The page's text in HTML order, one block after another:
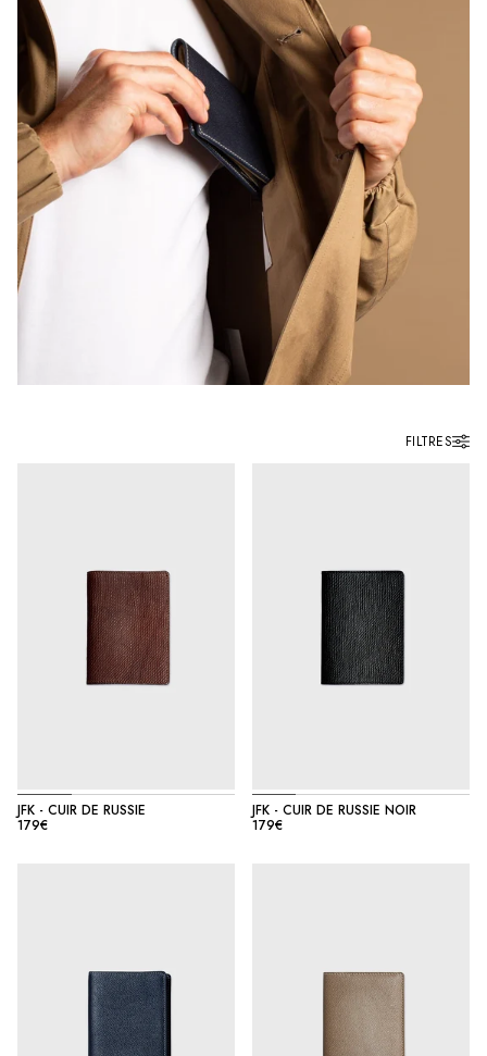
FILTRES
JFK - CUIR DE RUSSIE
179€
JFK - CUIR DE RUSSIE NOIR
179€